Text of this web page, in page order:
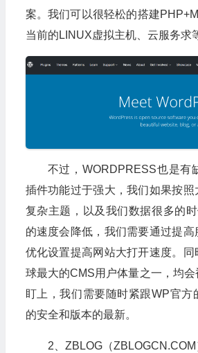
案。我们可以很轻松的搭建
当前的LINUX虚拟主机、云服务求
不过，WORDPRESS也是有
插件功能过于强大，我们如果按照
复杂主题，以及我们数据很多的
的速度会降低，我们需要通过提
优化设置提高网站大打开速度。同
球最大的CMS用户体量之一，均
盯上，我们需要随时紧跟WP官方
的安全和版本的最新。
2、ZBLOG（ZBLOGCN.COM